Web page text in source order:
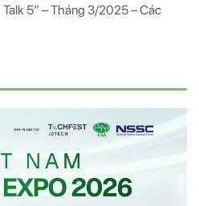
Talk 5” – Tháng 3/2025 – Các